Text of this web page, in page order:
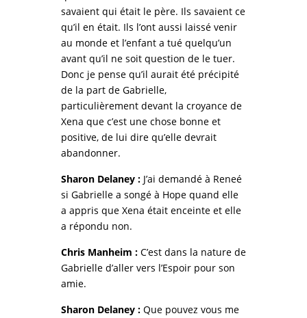
savaient qui était le père. Ils savaient ce
qu’il en était. Ils l’ont aussi laissé venir
au monde et l’enfant a tué quelqu’un
avant qu’il ne soit question de le tuer.
Donc je pense qu’il aurait été précipité
de la part de Gabrielle,
particulièrement devant la croyance de
Xena que c’est une chose bonne et
positive, de lui dire qu’elle devrait
abandonner.
Sharon Delaney : J’ai demandé à Reneé
si Gabrielle a songé à Hope quand elle
a appris que Xena était enceinte et elle
a répondu non.
Chris Manheim : C’est dans la nature de
Gabrielle d’aller vers l’Espoir pour son
amie.
Sharon Delaney : Que pouvez vous me